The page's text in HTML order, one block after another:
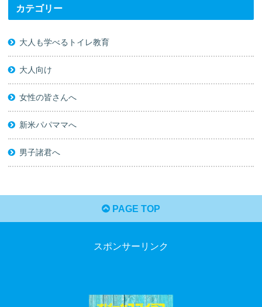
カテゴリー
大人も学べるトイレ教育
大人向け
女性の皆さんへ
新米パパママへ
男子諸君へ
PAGE TOP
スポンサーリンク